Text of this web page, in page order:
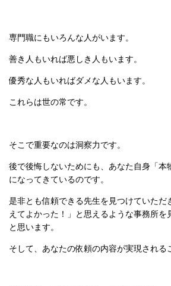
専門職にもいろんな人がいます。
善き人もいれば悪しき人もいます。
優秀な人もいればダメな人もいます。
これらは世の常です。
そこで重要なのは洞察力です。
後で後悔しないためにも、あなた自身「本
になってきているのです。
是非とも信頼できる先生を見つけていただ
えてよかった！」
と思えるような事務所を
と思います。
そして、 あなたの依頼の内容が実現される